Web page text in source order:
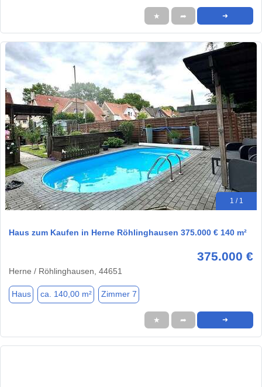
★ ➦ ➜
1 / 1
Haus zum Kaufen in Herne Röhlinghausen 375.000 € 140 m²
375.000 €
Herne / Röhlinghausen, 44651
Haus ca. 140,00 m² Zimmer 7
★ ➦ ➜